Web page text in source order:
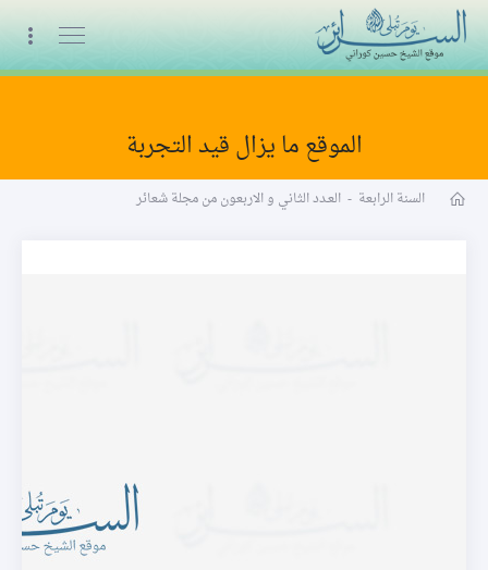
البث المباشر
الموقع ما يزال قيد التجربة
السنة الرابعة - العـدد الثاني و الاربعون من مجلة شعائر